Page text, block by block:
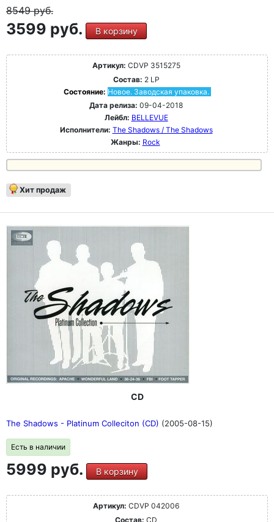
8549руб.
3599 руб. В корзину
Артикул: CDVP 3515275
Состав: 2 LP
Состояние: Новое. Заводская упаковка.
Дата релиза: 09-04-2018
Лейбл: BELLEVUE
Исполнители: The Shadows / The Shadows
Жанры: Rock
Хит продаж
CD
The Shadows - Platinum Colleciton (CD) (2005-08-15)
Есть в наличии
5999 руб. В корзину
Артикул: CDVP 042006
Состав: CD